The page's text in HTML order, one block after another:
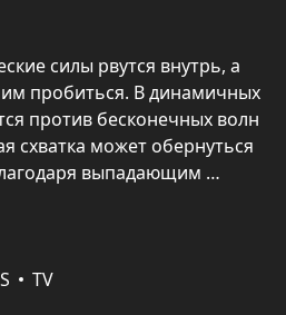
силы рвутся внутрь, а
им пробиться. В динамичных
против бесконечных волн
схватка может обернуться
выпадающим
путь к массовому
самой базы, а
TV